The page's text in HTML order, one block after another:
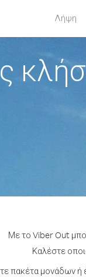
Λήψη
Με το Viber Out
Καλέστε
πακέτα μονάδων ή